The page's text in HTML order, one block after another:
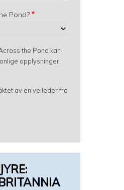
Pond?
the Pond kan
opplysninger.
av en veileder fra